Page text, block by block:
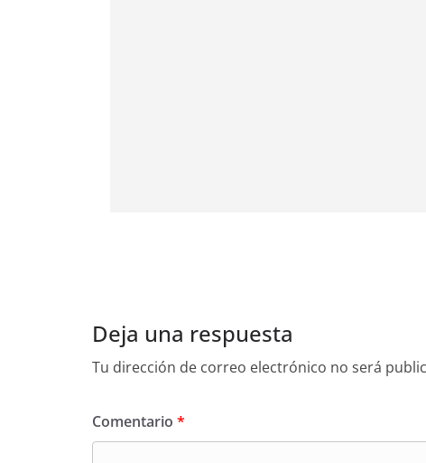
Deja una respuesta
Tu dirección de correo electrónico no será
Comentario *